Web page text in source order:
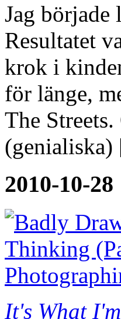
Jag började
Resultatet
krok i
för länge,
The
2010-10-28
It's What